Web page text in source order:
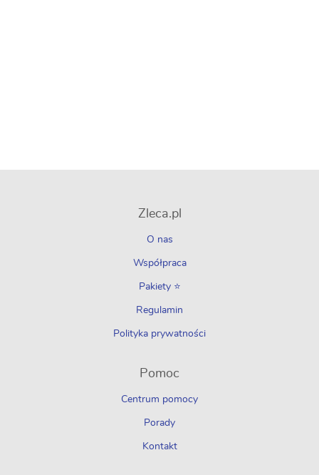
Zleca.pl
O nas
Współpraca
Pakiety ⭐
Regulamin
Polityka prywatności
Pomoc
Centrum pomocy
Porady
Kontakt